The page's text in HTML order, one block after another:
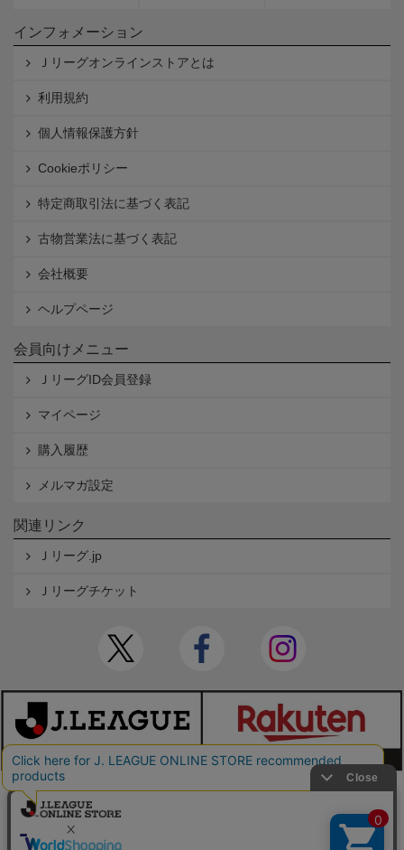
インフォメーション
Ｊリーグオンラインストアとは
利用規約
個人情報保護方針
Cookieポリシー
特定商取引法に基づく表記
古物営業法に基づく表記
会社概要
ヘルプページ
会員向けメニュー
ＪリーグID会員登録
マイページ
購入履歴
メルマガ設定
関連リンク
Ｊリーグ.jp
Ｊリーグチケット
本サイトで使用している文章・画像等の無断での複製・転載を禁止します。
© JAPAN PROFESSIONAL FOOTBALL LEAGUE Rakuten Group, Inc. ALL RIGHTS RE